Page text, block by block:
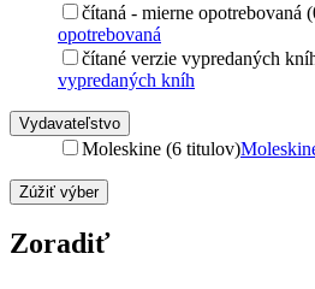
čítaná - mierne opotrebovaná
opotrebovaná
čítané verzie vypredaných
vypredaných kníh
Vydavateľstvo
Moleskine (6 titulov)
Zúžiť výber
Zoradiť